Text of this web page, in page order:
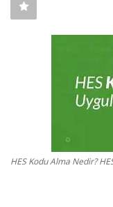
SAĞLIK
FİRMA HABER
HES Kodu Alma Nedir?